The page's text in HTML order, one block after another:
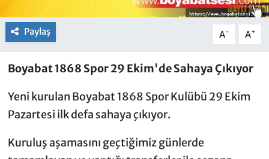
Paylaş A- A+
Boyabat 1868 Spor 29 Ekim'de Sahaya Çıkıyor
Yeni kurulan Boyabat 1868 Spor Kulübü 29 Ekim
Pazartesi ilk defa sahaya çıkıyor.
Kuruluş aşamasını geçtiğimiz günlerde